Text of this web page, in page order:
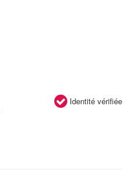
Identité vérifiée